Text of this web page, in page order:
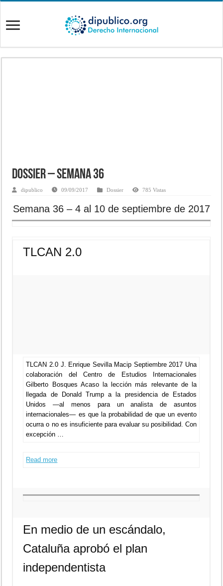
Dossier – Semana 36
dipublico 09/09/2017 Dossier 785 Vistas
Semana 36 – 4 al 10 de septiembre de 2017
TLCAN 2.0
TLCAN 2.0 J. Enrique Sevilla Macip Septiembre 2017 Una
colaboración del Centro de Estudios Internacionales
Gilberto Bosques Acaso la lección más relevante de la
llegada de Donald Trump a la presidencia de Estados
Unidos —al menos para un analista de asuntos
internacionales— es que la probabilidad de que un evento
ocurra o no es insuficiente para evaluar su posibilidad. Con
excepción …
Read more
En medio de un escándalo,
Cataluña aprobó el plan
independentista